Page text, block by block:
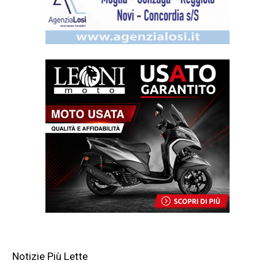
Notizie Più Lette